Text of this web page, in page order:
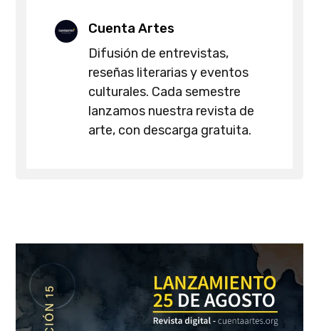
Cuenta Artes
Difusión de entrevistas,
reseñas literarias y eventos
culturales. Cada semestre
lanzamos nuestra revista de
arte, con descarga gratuita.